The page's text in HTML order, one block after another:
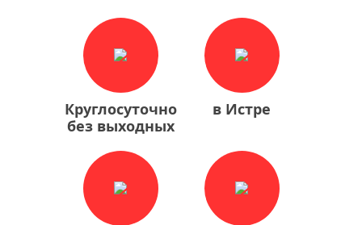
Круглосуточно
без выходных
в Истре